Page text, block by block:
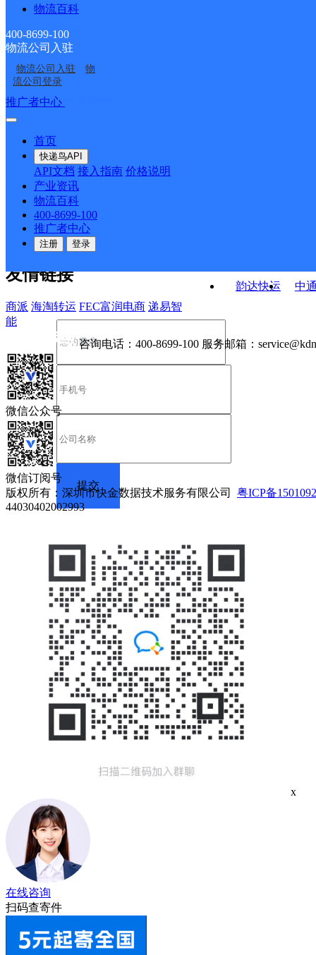
物流百科
400-8699-100
物流公司入驻
物流公司入驻
物
流公司登录
推广者中心
首页
快递鸟API
API文档 接入指南 价格说明
产业资讯
物流百科
400-8699-100
推广者中心
注册 登录
点ID16906
香格里拉市建塘镇合作
点ID16904
香格里拉市格咱乡合作
点ID17045
香格里拉市小中甸镇合
作点ID14216
迪庆香格里拉市营业部
韵达快运
中
接口API
API接口 DEMO下载
关于我们
公司介绍 企业动态
合作伙伴 快递鸟接口服务协议
户隐私政策
友情链接
商派 海淘转运 FEC富润电商 递易智
能
咨询电话： 400-8699-100 服务邮箱：
微信公众号
微信订阅号
版权所有：深圳市快金数据技术服务有限公司 粤ICP备
44030402002993
x
在线咨询
扫码查寄件